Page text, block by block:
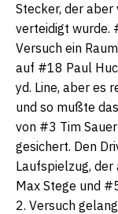
Stecker, der
verteidigt wurde.
Versuch ein
auf #18 Paul
yd. Line, aber es
und so mußte
von #3 Tim
gesichert. Den
Laufspielzug,
Max Stege und
2. Versuch